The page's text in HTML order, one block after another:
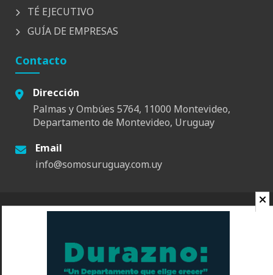
TÉ EJECUTIVO
GUÍA DE EMPRESAS
Contacto
Dirección
Palmas y Ombúes 5764, 11000 Montevideo,
Departamento de Montevideo, Uruguay
Email
info@somosuruguay.com.uy
© 2026 Somos Uruguay. Todos los derechos reservados.